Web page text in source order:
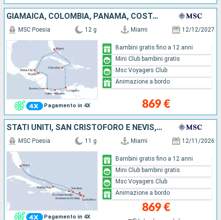
GIAMAICA, COLOMBIA, PANAMA, COSTA RICA, HONDURAS, BELIZE, STATI UNITI
Pagamento in 4X
MSC Poesia 12 g Miami 12/12/2027
869 €
Bambini gratis fino a 12 anni
Mini Club bambini gratis
Msc Voyagers Club
Animazione a bordo
STATI UNITI, SAN CRISTOFORO E NEVIS, SAINT MARTIN, ANTIGUA E BARBUDA, PORTORICO, REPUBBLICA DOMINICANA
Pagamento in 4X
MSC Poesia 11 g Miami 12/11/2026
869 €
Bambini gratis fino a 12 anni
Mini Club bambini gratis
Msc Voyagers Club
Animazione a bordo